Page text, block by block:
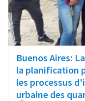
Buenos Aires:
la planification
les processus
urbaine des